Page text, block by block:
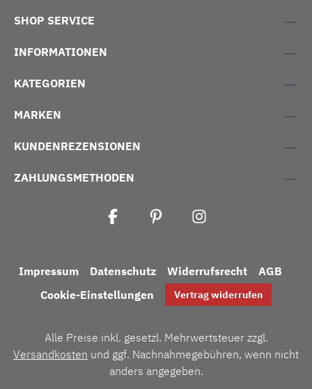
SHOP SERVICE
INFORMATIONEN
KATEGORIEN
MARKEN
KUNDENREZENSIONEN
ZAHLUNGSMETHODEN
Impressum Datenschutz Widerrufsrecht
AGB
Cookie-Einstellungen
Vertrag widerrufen
Alle Preise inkl. gesetzl. Mehrwertsteuer zzgl.
Versandkosten und ggf. Nachnahmegebühren, wenn nicht
anders angegeben.